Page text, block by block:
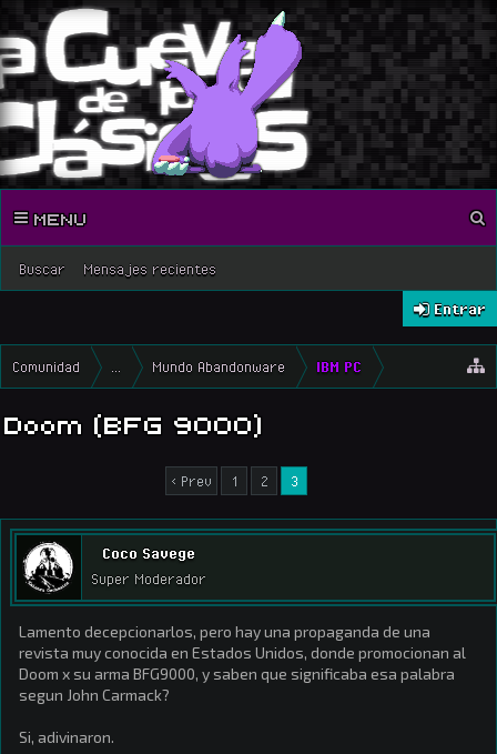
Buscar Mensajes recientes
MENU
Entrar
Comunidad Mundo Abandonware IBM PC
Doom (BFG 9000)
< Prev 1 2 3
Coco Savege
Super Moderador
Lamento decepcionarlos, pero hay una propaganda de una
revista muy conocida en Estados Unidos, donde promocionan al
Doom x su arma BFG9000, y saben que significaba esa palabra
segun John Carmack?
Si, adivinaron.